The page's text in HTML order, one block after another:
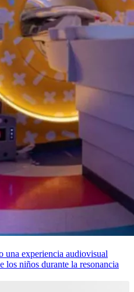
una experiencia audiovisual
los niños durante la resonancia